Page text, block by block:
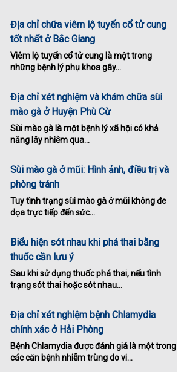
Địa chỉ chữa viêm lộ tuyến cổ tử cung
tốt nhất ở Bắc Giang
Viêm lộ tuyến cổ tử cung là một trong
những bệnh lý phụ khoa gây...
Địa chỉ xét nghiệm và khám chữa sùi
mào gà ở Huyện Phù Cừ
Sùi mào gà là một bệnh lý xã hội có khả
năng lây nhiễm qua...
Sùi mào gà ở mũi: Hình ảnh, điều trị và
phòng tránh
Tuy tình trạng sùi mào gà ở mũi không đe
dọa trực tiếp đến sức...
Biểu hiện sót nhau khi phá thai bằng
thuốc cần lưu ý
Sau khi sử dụng thuốc phá thai, nếu tình
trạng sót thai hoặc sót nhau...
Địa chỉ xét nghiệm bệnh Chlamydia
chính xác ở Hải Phòng
Bệnh Chlamydia được đánh giá là một trong
các căn bệnh nhiễm trùng do vi...